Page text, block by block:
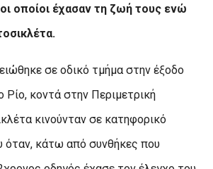
οποίοι έχασαν τη ζωή τους ενώ
σε οδικό τμήμα στην έξοδο
κοντά στην Περιμετρική
κινούνταν σε κατηφορικό
όταν, κάτω από συνθήκες που